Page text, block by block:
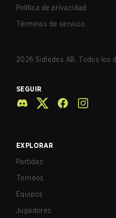
Política de privacidad
Términos de servicio
2026 Sidledes AB. Todos los
SEGUIR
EXPLORAR
Partidas
Torneos
Equipos
Jugadores